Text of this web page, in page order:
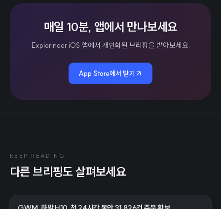
매일 10분, 앱에서 만나보세요
Explorineer iOS 앱에서 개인화된 브리핑을 받아보세요.
App Store에서 받기
KEEP READING
다른 브리핑도 살펴보세요